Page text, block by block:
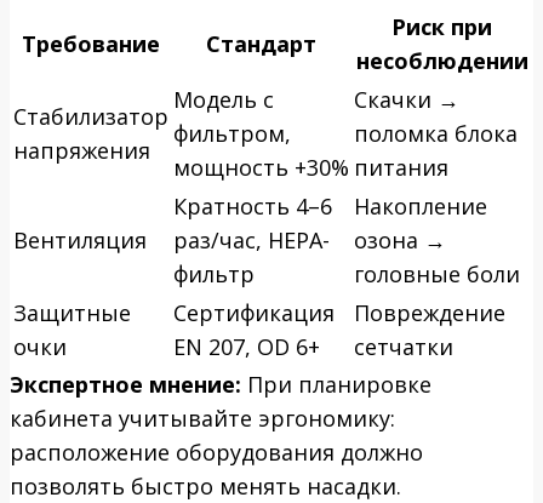
Требование Стандарт
Риск при
несоблюдении
Стабилизатор
напряжения
Модель с
фильтром,
мощность +30%
Скачки →
поломка блока
питания
Вентиляция
Кратность 4–6
раз/час, HEPA-
фильтр
Накопление
озона →
головные боли
Защитные
очки
Сертификация
EN 207, OD 6+
Повреждение
сетчатки
Экспертное мнение: При планировке
кабинета учитывайте эргономику:
расположение оборудования должно
позволять быстро менять насадки.